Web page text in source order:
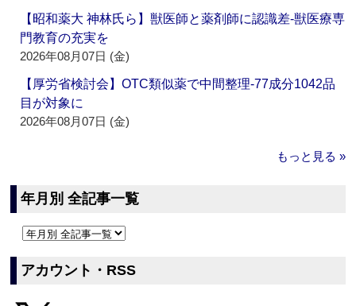
【昭和薬大 神林氏ら】獣医師と薬剤師に認識差‐獣医療専
門教育の充実を
2026年08月07日 (金)
【厚労省検討会】OTC類似薬で中間整理‐77成分1042品
目が対象に
2026年08月07日 (金)
もっと見る »
年月別 全記事一覧
アカウント・RSS